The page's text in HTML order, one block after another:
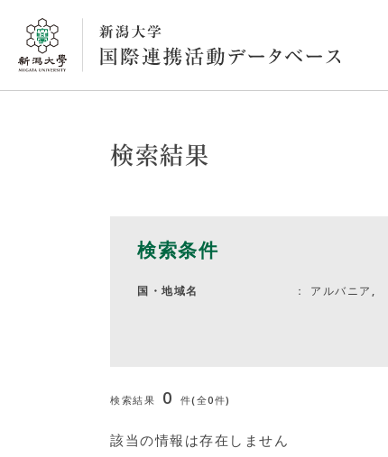
検索結果
検索条件
国・地域名 アルバニア,
検索結果 0 件(全0件)
該当の情報は存在しません